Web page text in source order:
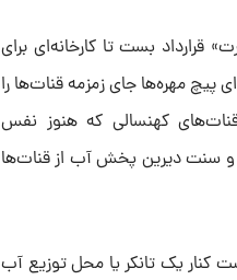
کنکرت» قرارداد بست تا کارخانه‌ای برای
گشایش یافت و کم‌کم صدای پیچ مهره‌ها جای زمزمه قنات‌ها را
کهنسالی که هنوز نفس
رسید و سنت دیرین پخش آب از قنات‌ها
کنار یک تانکر یا محل توزیع آب